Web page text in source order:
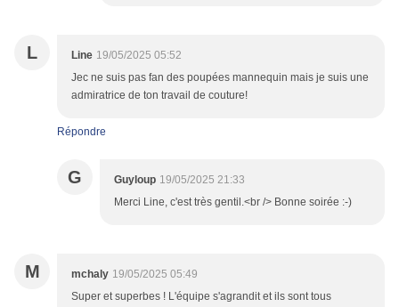
L Line 19/05/2025 05:52
Jec ne suis pas fan des poupées mannequin mais je suis une
admiratrice de ton travail de couture!
Répondre
G Guyloup 19/05/2025 21:33
Merci Line, c'est très gentil.<br /> Bonne soirée :-)
M mchaly 19/05/2025 05:49
Super et superbes ! L'équipe s'agrandit et ils sont tous